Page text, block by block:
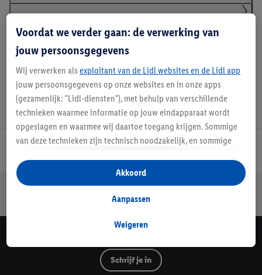
Handleidingen en downloads
Jouw voordelen bij ons als Lidl webshop klant
Veilig winkelen
Schrijf je in
Voordat we verder gaan: de verwerking van
jouw persoonsgegevens
Wij verwerken als exploitant van de Lidl websites en de Lidl app
jouw persoonsgegevens op onze websites en in onze apps
(gezamenlijk: "Lidl-diensten"), met behulp van verschillende
technieken waarmee informatie op jouw eindapparaat wordt
opgeslagen en waarmee wij daartoe toegang krijgen. Sommige
van deze technieken zijn technisch noodzakelijk, en sommige
opslaan van voorkeursinstellingen, het verzamelen en
analyseren van statistieken of voor het tonen van
gepersonaliseerde reclame binnen en buiten de Lidl-diensten.
gegevens over jouw aankoopgedrag in de winkel ook voor de
Als je hier toestemming geeft aan ons voor het personaliseren
van reclame en als je vervolgens een Lidl Plus-account
Weigeren
Aanpassen
Akkoord